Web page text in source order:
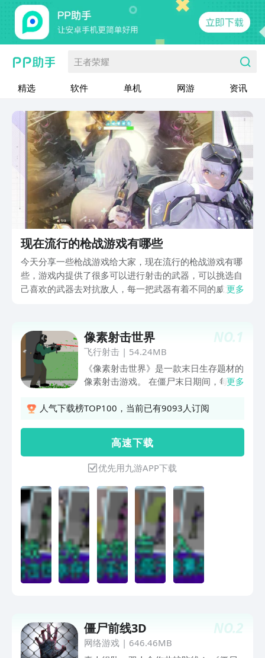
王者荣耀
精选 软件 单机 网游 资讯
现在流行的枪战游戏有哪些
今天分享一些枪战游戏给大家，现在流行的枪战游戏有哪
些，游戏内提供了很多可以进行射击的武器，可以挑选自
己喜欢的武器去对抗敌人，每一把武器有着不同的威力和
更多
NO.1
像素射击世界
飞行射击| 54.24MB
《像素射击世界》是一款末日生存题材的
像素射击游戏。 在僵尸末日期间，每一
往往需要躲避僵尸。 此时的你，作为救
武器攻击僵尸，一定要尽量坚持下去，等
待黎明的到来！
更多
人气下载榜TOP100，当前已有9093人订阅
高 速 下 载
优先用九游APP下载
NO.2
僵尸前线3D
网络游戏| 646.46MB